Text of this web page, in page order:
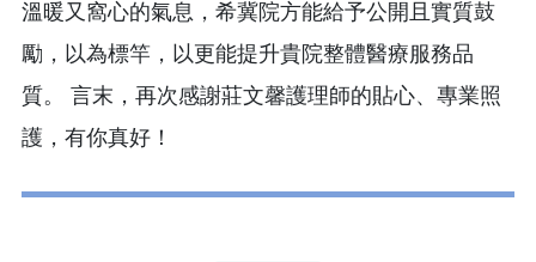
溫暖又窩心的氣息，希冀院方能給予公開且實質鼓
勵，以為標竿，以更能提升貴院整體醫療服務品
質。 言末，再次感謝莊文馨護理師的貼心、專業照
護，有你真好！